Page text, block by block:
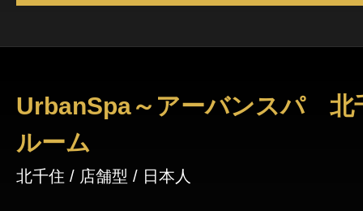
UrbanSpa～アーバンスパ 北
ルーム
北千住 / 店舗型 / 日本人